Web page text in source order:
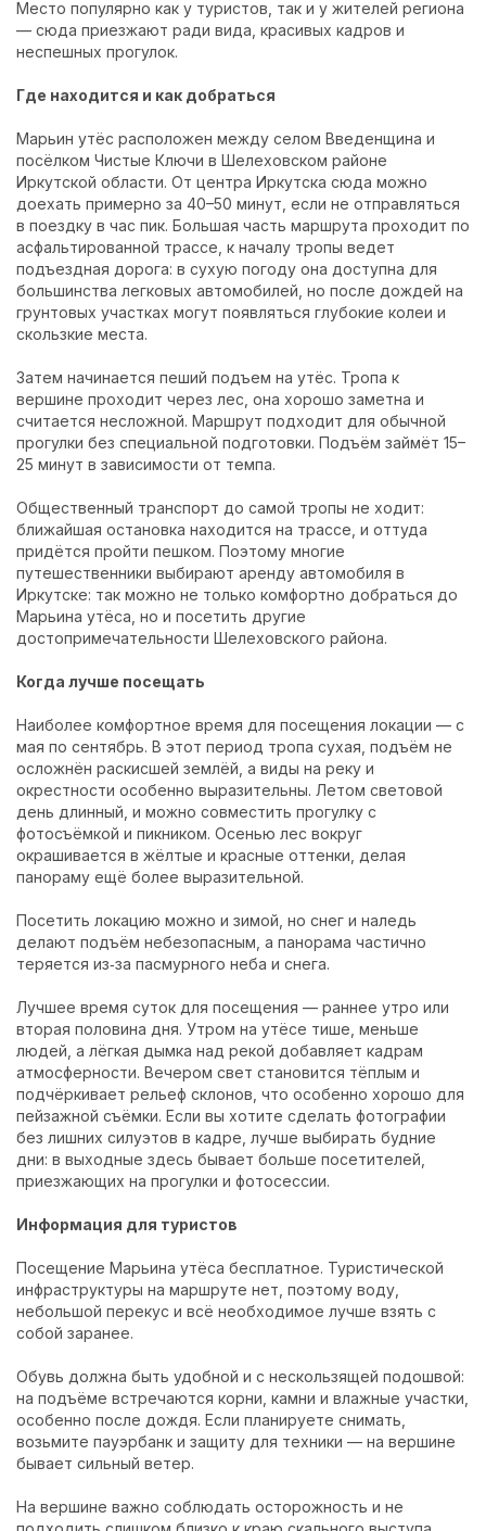
Место популярно как у туристов, так и у жителей региона
— сюда приезжают ради вида, красивых кадров и
неспешных прогулок.
Где находится и как добраться
Марьин утёс расположен между селом Введенщина и
посёлком Чистые Ключи в Шелеховском районе
Иркутской области. От центра Иркутска сюда можно
доехать примерно за 40–50 минут, если не отправляться
в поездку в час пик. Большая часть маршрута проходит по
асфальтированной трассе, к началу тропы ведет
подъездная дорога: в сухую погоду она доступна для
большинства легковых автомобилей, но после дождей на
грунтовых участках могут появляться глубокие колеи и
скользкие места.
Затем начинается пеший подъем на утёс. Тропа к
вершине проходит через лес, она хорошо заметна и
считается несложной. Маршрут подходит для обычной
прогулки без специальной подготовки. Подъём займёт 15–
25 минут в зависимости от темпа.
Общественный транспорт до самой тропы не ходит:
ближайшая остановка находится на трассе, и оттуда
придётся пройти пешком. Поэтому многие
путешественники выбирают аренду автомобиля в
Иркутске: так можно не только комфортно добраться до
Марьина утёса, но и посетить другие
достопримечательности Шелеховского района.
Когда лучше посещать
Наиболее комфортное время для посещения локации — с
мая по сентябрь. В этот период тропа сухая, подъём не
осложнён раскисшей землёй, а виды на реку и
окрестности особенно выразительны. Летом световой
день длинный, и можно совместить прогулку с
фотосъёмкой и пикником. Осенью лес вокруг
окрашивается в жёлтые и красные оттенки, делая
панораму ещё более выразительной.
Посетить локацию можно и зимой, но снег и наледь
делают подъём небезопасным, а панорама частично
теряется из‑за пасмурного неба и снега.
Лучшее время суток для посещения — раннее утро или
вторая половина дня. Утром на утёсе тише, меньше
людей, а лёгкая дымка над рекой добавляет кадрам
атмосферности. Вечером свет становится тёплым и
подчёркивает рельеф склонов, что особенно хорошо для
пейзажной съёмки. Если вы хотите сделать фотографии
без лишних силуэтов в кадре, лучше выбирать будние
дни: в выходные здесь бывает больше посетителей,
приезжающих на прогулки и фотосессии.
Информация для туристов
Посещение Марьина утёса бесплатное. Туристической
инфраструктуры на маршруте нет, поэтому воду,
небольшой перекус и всё необходимое лучше взять с
собой заранее.
Обувь должна быть удобной и с нескользящей подошвой:
на подъёме встречаются корни, камни и влажные участки,
особенно после дождя. Если планируете снимать,
возьмите пауэрбанк и защиту для техники — на вершине
бывает сильный ветер.
На вершине важно соблюдать осторожность и не